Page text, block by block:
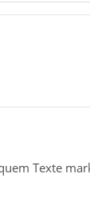
Texte